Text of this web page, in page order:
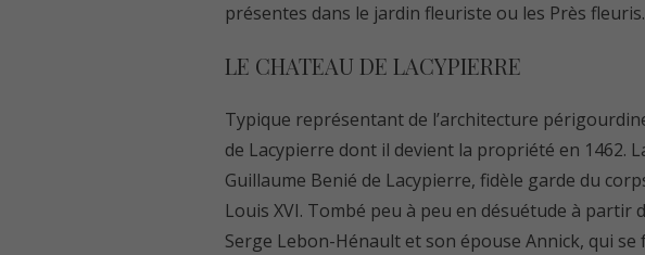
présentes dans le jardin fleuriste ou les Près
LE CHATEAU DE LACYPIERRE
Typique représentant de l’architecture
de Lacypierre dont il devient la propriété en 1462.
Guillaume Benié de Lacypierre, fidèle garde du
Louis XVI. Tombé peu à peu en désuétude à partir
Serge Lebon-Hénault et son épouse Annick, qui